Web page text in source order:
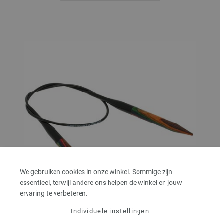
We gebruiken cookies in onze winkel. Sommige zijn
essentieel, terwijl andere ons helpen de winkel en jouw
ervaring te verbeteren.
Individuele instellingen